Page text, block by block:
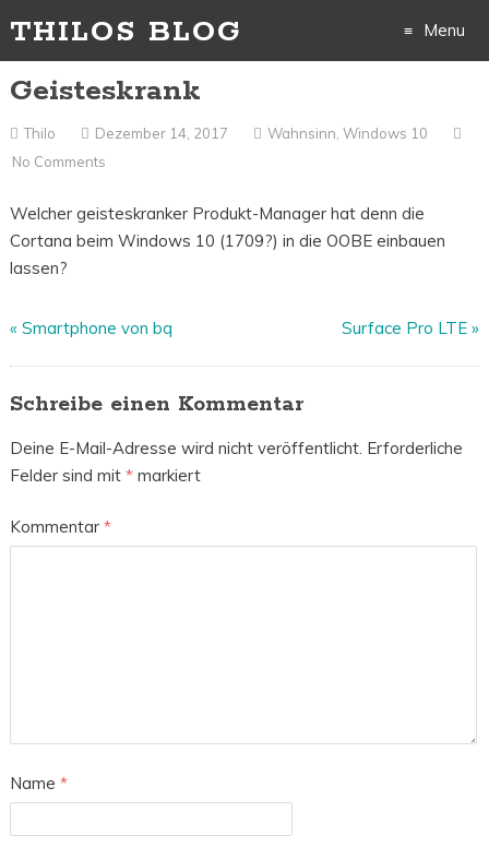
THILOS BLOG Menu
to
Geisteskrank
Thilo Dezember 14, 2017 Wahnsinn Windows 10
No Comments
Welcher geisteskranker Produkt-Manager hat denn die
Cortana beim Windows 10 (1709?) in die OOBE einbauen
lassen?
« Smartphone von bq Surface Pro LTE »
Schreibe einen Kommentar
Deine E-Mail-Adresse wird nicht veröffentlicht. Erforderliche
Felder sind mit *markiert
Kommentar *
Name *